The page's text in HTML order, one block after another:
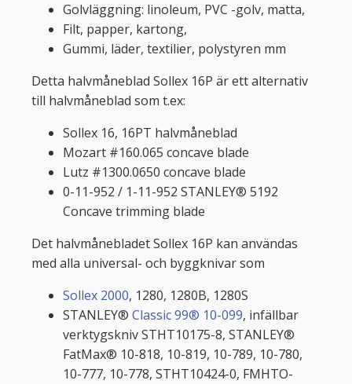
Golvläggning: linoleum, PVC -golv, matta,
Filt, papper, kartong,
Gummi, läder, textilier, polystyren mm
Detta halvmåneblad Sollex 16P är ett alternativ
till halvmåneblad som t.ex:
Sollex 16, 16PT halvmåneblad
Mozart #160.065 concave blade
Lutz #1300.0650 concave blade
0-11-952 / 1-11-952 STANLEY® 5192
Concave trimming blade
Det halvmånebladet Sollex 16P kan användas
med alla universal- och byggknivar som
Sollex 2000, 1280, 1280B, 1280S
STANLEY® Classic 99® 10-099, infällbar
verktygskniv STHT10175-8, STANLEY®
FatMax® 10-818, 10-819, 10-789, 10-780,
10-777, 10-778, STHT10424-0, FMHTO-